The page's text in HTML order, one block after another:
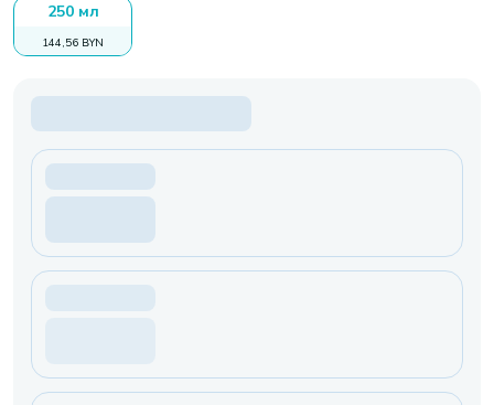
250 мл
144,56 BYN